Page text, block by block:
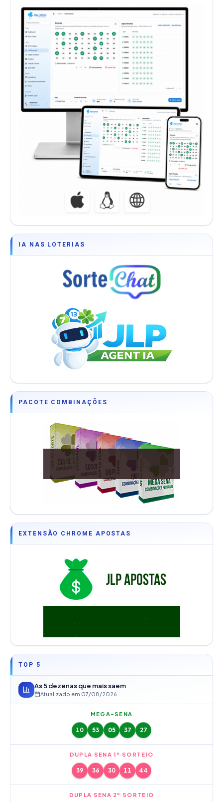
IA NAS LOTERIAS
PACOTE COMBINAÇÕES
EXTENSÃO CHROME APOSTAS
TOP 5
As 5 dezenas que mais saem
Atualizado em 07/08/2026
MEGA-SENA
10 53 05 37 27
DUPLA SENA 1º SORTEIO
39 36 30 11 44
DUPLA SENA 2º SORTEIO